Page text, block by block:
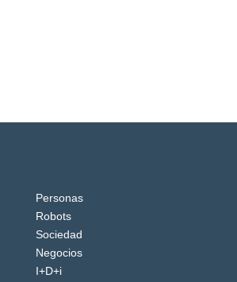
Personas
Robots
Sociedad
Negocios
I+D+i